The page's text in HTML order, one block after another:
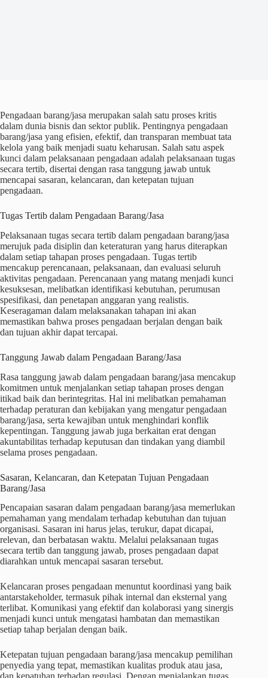
Pengadaan barang/jasa merupakan salah satu proses kritis
dalam dunia bisnis dan sektor publik. Pentingnya pengadaan
barang/jasa yang efisien, efektif, dan transparan membuat tata
kelola yang baik menjadi suatu keharusan. Salah satu aspek
kunci dalam pelaksanaan pengadaan adalah pelaksanaan tugas
secara tertib, disertai dengan rasa tanggung jawab untuk
mencapai sasaran, kelancaran, dan ketepatan tujuan
pengadaan.
Tugas Tertib dalam Pengadaan Barang/Jasa
Pelaksanaan tugas secara tertib dalam pengadaan barang/jasa
merujuk pada disiplin dan keteraturan yang harus diterapkan
dalam setiap tahapan proses pengadaan. Tugas tertib
mencakup perencanaan, pelaksanaan, dan evaluasi seluruh
aktivitas pengadaan. Perencanaan yang matang menjadi kunci
kesuksesan, melibatkan identifikasi kebutuhan, perumusan
spesifikasi, dan penetapan anggaran yang realistis.
Keseragaman dalam melaksanakan tahapan ini akan
memastikan bahwa proses pengadaan berjalan dengan baik
dan tujuan akhir dapat tercapai.
Tanggung Jawab dalam Pengadaan Barang/Jasa
Rasa tanggung jawab dalam pengadaan barang/jasa mencakup
komitmen untuk menjalankan setiap tahapan proses dengan
itikad baik dan berintegritas. Hal ini melibatkan pemahaman
terhadap peraturan dan kebijakan yang mengatur pengadaan
barang/jasa, serta kewajiban untuk menghindari konflik
kepentingan. Tanggung jawab juga berkaitan erat dengan
akuntabilitas terhadap keputusan dan tindakan yang diambil
selama proses pengadaan.
Sasaran, Kelancaran, dan Ketepatan Tujuan Pengadaan
Barang/Jasa
Pencapaian sasaran dalam pengadaan barang/jasa memerlukan
pemahaman yang mendalam terhadap kebutuhan dan tujuan
organisasi. Sasaran ini harus jelas, terukur, dapat dicapai,
relevan, dan berbatasan waktu. Melalui pelaksanaan tugas
secara tertib dan tanggung jawab, proses pengadaan dapat
diarahkan untuk mencapai sasaran tersebut.
Kelancaran proses pengadaan menuntut koordinasi yang baik
antarstakeholder, termasuk pihak internal dan eksternal yang
terlibat. Komunikasi yang efektif dan kolaborasi yang sinergis
menjadi kunci untuk mengatasi hambatan dan memastikan
setiap tahap berjalan dengan baik.
Ketepatan tujuan pengadaan barang/jasa mencakup pemilihan
penyedia yang tepat, memastikan kualitas produk atau jasa,